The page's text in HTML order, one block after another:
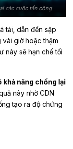
các cuộc tấn công
tải, dẫn đến sập
giờ hoặc thậm
này sẽ hạn chế tối
khả năng chống lại
này nhờ CDN
tạo ra độ chứng